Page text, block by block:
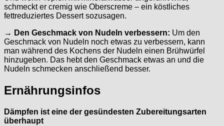
schmeckt er cremig wie Oberscreme – ein köstliches
fettreduziertes Dessert sozusagen.
→ Den Geschmack von Nudeln verbessern: Um den
Geschmack von Nudeln noch etwas zu verbessern, kann
man während des Kochens der Nudeln einen Brühwürfel
hinzugeben. Das hebt den Geschmack etwas an und die
Nudeln schmecken anschließend besser.
Ernährungsinfos
Dämpfen ist eine der gesündesten Zubereitungsarten
überhaupt